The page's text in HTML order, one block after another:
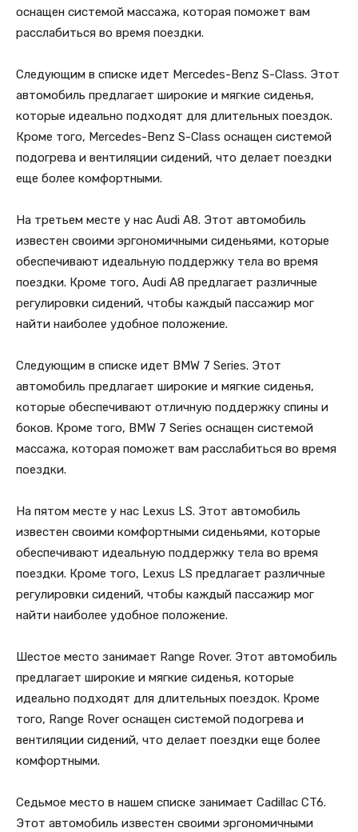
оснащен системой массажа, которая поможет вам
расслабиться во время поездки.
Следующим в списке идет Mercedes-Benz S-Class. Этот
автомобиль предлагает широкие и мягкие сиденья,
которые идеально подходят для длительных поездок.
Кроме того, Mercedes-Benz S-Class оснащен системой
подогрева и вентиляции сидений, что делает поездки
еще более комфортными.
На третьем месте у нас Audi A8. Этот автомобиль
известен своими эргономичными сиденьями, которые
обеспечивают идеальную поддержку тела во время
поездки. Кроме того, Audi A8 предлагает различные
регулировки сидений, чтобы каждый пассажир мог
найти наиболее удобное положение.
Следующим в списке идет BMW 7 Series. Этот
автомобиль предлагает широкие и мягкие сиденья,
которые обеспечивают отличную поддержку спины и
боков. Кроме того, BMW 7 Series оснащен системой
массажа, которая поможет вам расслабиться во время
поездки.
На пятом месте у нас Lexus LS. Этот автомобиль
известен своими комфортными сиденьями, которые
обеспечивают идеальную поддержку тела во время
поездки. Кроме того, Lexus LS предлагает различные
регулировки сидений, чтобы каждый пассажир мог
найти наиболее удобное положение.
Шестое место занимает Range Rover. Этот автомобиль
предлагает широкие и мягкие сиденья, которые
идеально подходят для длительных поездок. Кроме
того, Range Rover оснащен системой подогрева и
вентиляции сидений, что делает поездки еще более
комфортными.
Седьмое место в нашем списке занимает Cadillac CT6.
Этот автомобиль известен своими эргономичными